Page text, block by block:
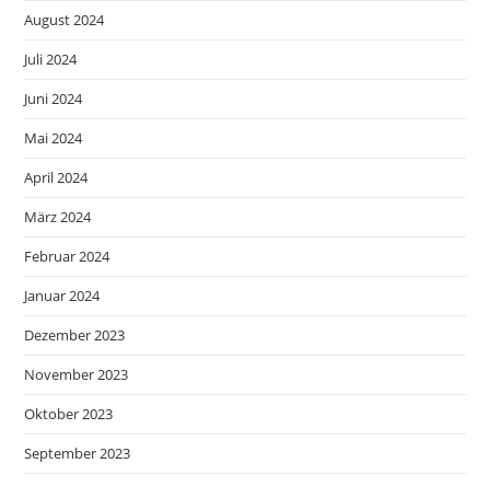
August 2024
Juli 2024
Juni 2024
Mai 2024
April 2024
März 2024
Februar 2024
Januar 2024
Dezember 2023
November 2023
Oktober 2023
September 2023